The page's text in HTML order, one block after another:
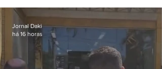
aves
Jornal Daki
há 16 horas